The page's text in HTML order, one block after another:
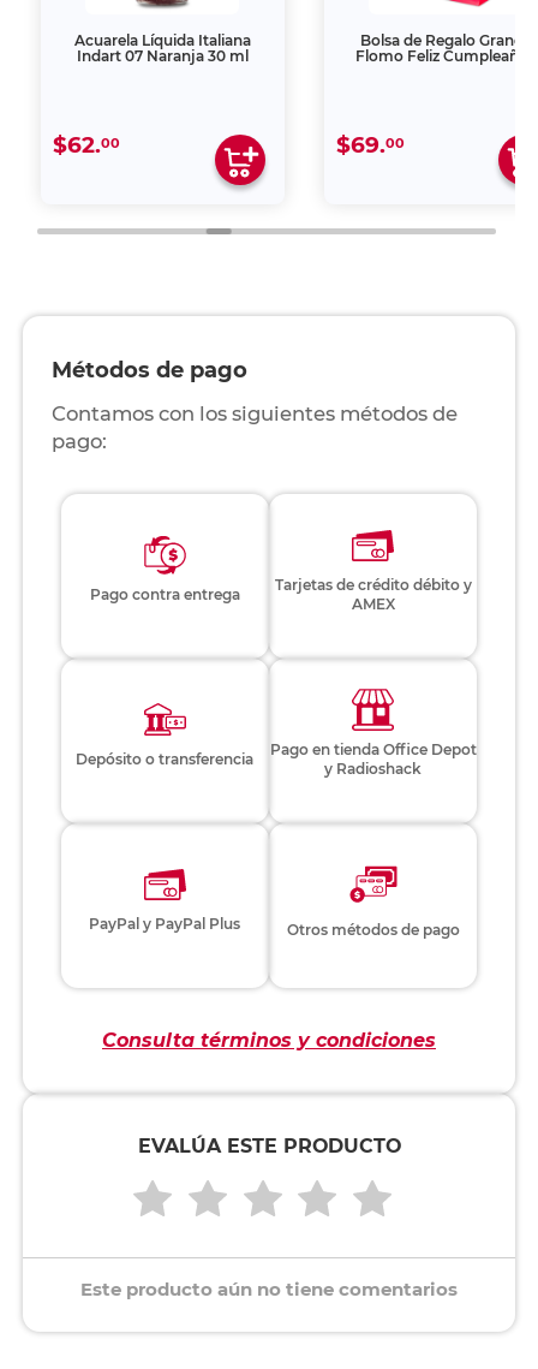
Acuarela Líquida Italiana
Indart 07 Naranja 30 ml
$62.00
Bolsa de Regalo Grande
Flomo Feliz Cumpleaños
$69.00
Métodos de pago
Contamos con los siguientes métodos de
pago:
Pago contra entrega
Tarjetas de crédito débito y
AMEX
Depósito o transferencia
Pago en tienda Office Depot
y Radioshack
PayPal y PayPal Plus Otros métodos de pago
Consulta términos y condiciones
EVALÚA ESTE PRODUCTO
Este producto aún no tiene comentarios